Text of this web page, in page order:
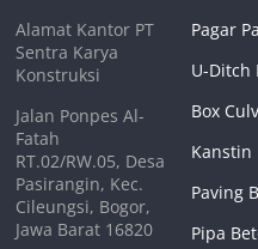
Alamat Kantor PT
Sentra Karya
Konstruksi
Jalan Ponpes Al-
Fatah
RT.02/RW.05, Desa
Pasirangin, Kec.
Cileungsi, Bogor,
Jawa Barat 16820
Pagar
U-Ditch
Box
Kanstin
Paving
Pipa